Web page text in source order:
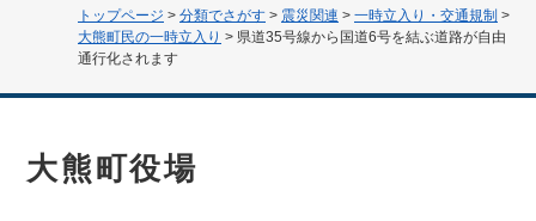
トップページ > 分類でさがす > 震災関連 > 一時立入り・交通規制 >
大熊町民の一時立入り > 県道35号線から国道6号を結ぶ道路が自由
通行化されます
大熊町役場